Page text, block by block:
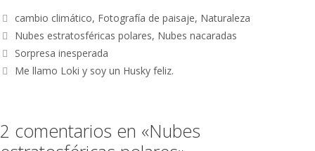
cambio climático, Fotografía de paisaje, Naturaleza
Nubes estratosféricas polares, Nubes nacaradas
Sorpresa inesperada
Me llamo Loki y soy un Husky feliz.
2 comentarios en «Nubes